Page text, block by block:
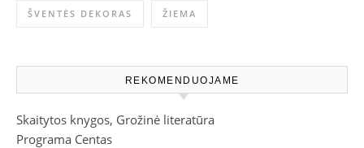
ŠVENTĖS DEKORAS ŽIEMA
REKOMENDUOJAME
Skaitytos knygos, Grožinė literatūra
Programa Centas